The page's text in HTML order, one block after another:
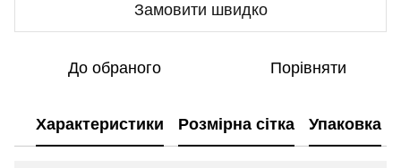
Замовити швидко
До обраного Порівняти
Характеристики Розмірна сітка Упаковка